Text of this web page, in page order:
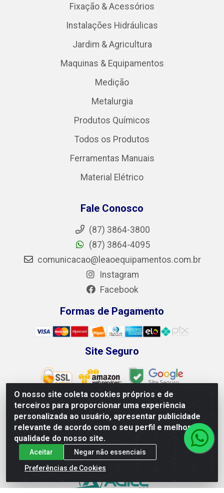
O nosso site coleta cookies próprios e de
terceiros para proporcionar uma experiência
personalizada ao usuário, apresentar publicidade
relevante de acordo com o seu perfil e melhorar a
qualidade do nosso site.
Aceitar
Negar não essenciais
Preferências de Cookies
Fixação & Acessórios
Instalações Hidráulicas
Jardim & Agricultura
Maquinas & Equipamentos
Medição
Metalurgia
Produtos Químicos
Todos os Produtos
Ferramentas Manuais
Material Elétrico
Fale Conosco
(87) 3864-3800
(87) 3864-4095
comunicacao@leaoequipamentos.com.br
Instagram
Facebook
Formas de Pagamento
Site Seguro
Leão Equipamentos e Ferramentas LTDA - Rodovia BR 428,
100 - Loteamento Recife, Petrolina/PE - CEP 56.320-746 -
CNPJ 04.265.871/0001-98